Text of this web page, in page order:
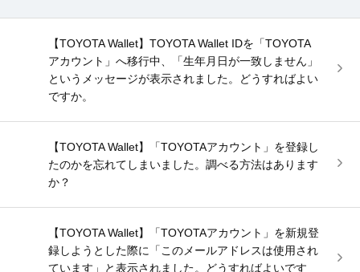
【TOYOTA Wallet】TOYOTA Wallet IDを「TOYOTA
アカウント」へ移行中、「生年月日が一致しません」
というメッセージが表示されました。どうすればよい
ですか。
【TOYOTA Wallet】「TOYOTAアカウント」を登録し
たのかを忘れてしまいました。調べる方法はあります
か？
【TOYOTA Wallet】「TOYOTAアカウント」を新規登
録しようとした際に「このメールアドレスは使用され
ています」と表示されました。どうすればよいです